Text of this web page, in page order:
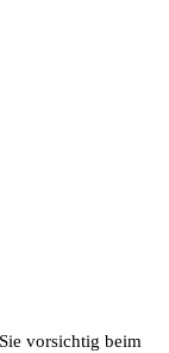
vorsichtig beim